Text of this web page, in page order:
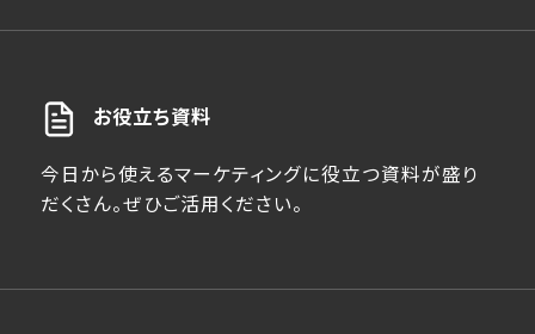
お役立ち資料
今日から使えるマーケティングに役立つ資料が盛り
だくさん。ぜひご活用ください。